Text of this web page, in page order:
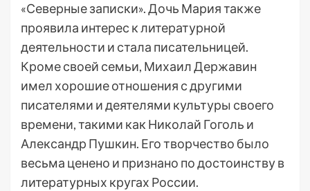
«Северные записки». Дочь Мария также
проявила интерес к литературной
деятельности и стала писательницей.
Кроме своей семьи, Михаил Державин
имел хорошие отношения с другими
писателями и деятелями культуры своего
времени, такими как Николай Гоголь и
Александр Пушкин. Его творчество было
весьма ценено и признано по достоинству в
литературных кругах России.